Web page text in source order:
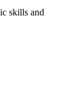
skills and